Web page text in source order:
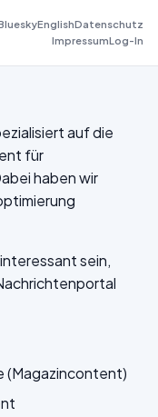
EnglishDatenschutz
ImpressumLog-In
auf die
für
haben wir
sein,
(Magazincontent)